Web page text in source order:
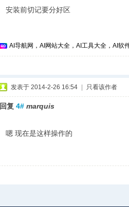
安装前切记要分好区
AI导航网，AI网站大全，AI工具大全，AI软
发表于 2014-2-26 16:54 只看该作者
回复 4# marquis
嗯 现在是这样操作的